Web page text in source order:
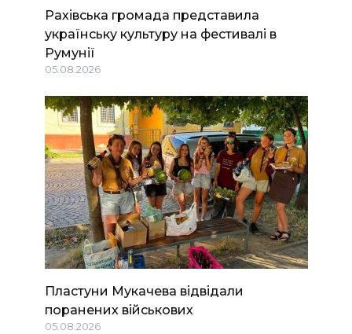
Рахівська громада представила
українську культуру на фестивалі в
Румунії
05.08.2026
Пластуни Мукачева відвідали
поранених військових
05.08.2026